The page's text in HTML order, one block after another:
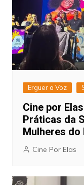
Erguer a Voz
Cine por
Práticas da
Mulheres do
Cine Por Elas